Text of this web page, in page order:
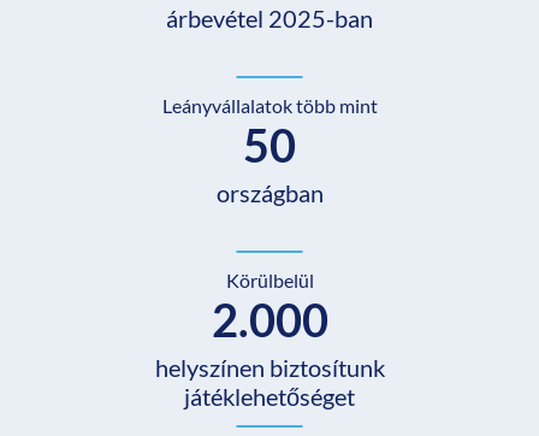
árbevétel 2025-ban
Leányvállalatok több mint
50
országban
Körülbelül
2.000
helyszínen biztosítunk
játéklehetőséget